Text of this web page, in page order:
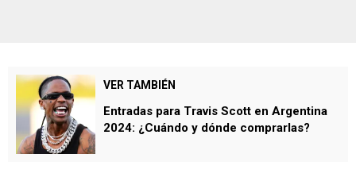
VER TAMBIÉN
Entradas para Travis Scott en Argentina
2024: ¿Cuándo y dónde comprarlas?